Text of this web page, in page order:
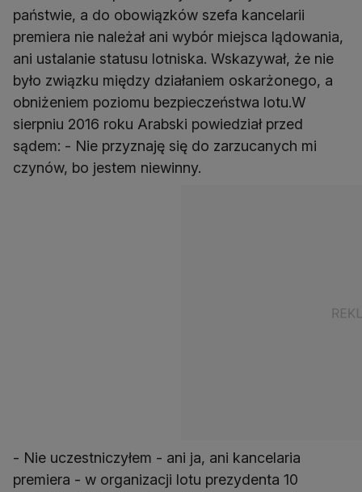
państwie, a do obowiązków szefa kancelarii
premiera nie należał ani wybór miejsca lądowania,
ani ustalanie statusu lotniska. Wskazywał, że nie
było związku między działaniem oskarżonego, a
obniżeniem poziomu bezpieczeństwa lotu.W
sierpniu 2016 roku Arabski powiedział przed
sądem: - Nie przyznaję się do zarzucanych mi
czynów, bo jestem niewinny.
- Nie uczestniczyłem - ani ja, ani kancelaria
premiera - w organizacji lotu prezydenta 10